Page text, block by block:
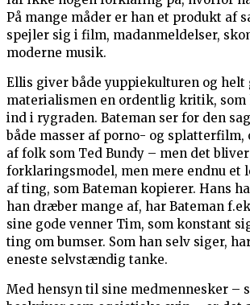
På mange måder er han et produkt af
spejler sig i film, madanmeldelser,
moderne musik.
Ellis giver både yuppiekulturen og helt
materialismen en ordentlig kritik,
ind i rygraden. Bateman ser for den
både masser af porno- og splatterfilm,
af folk som Ted Bundy – men det
forklaringsmodel, men mere endnu et
af ting, som Bateman kopierer. Hans
han dræber mange af, har Bateman
sine gode venner Tim, som konstant
ting om bumser. Som han selv siger,
eneste selvstændig tanke.
Med hensyn til sine medmennesker –